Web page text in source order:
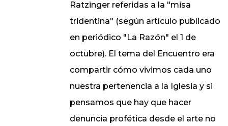
Ratzinger referidas a la "misa
tridentina" (según artículo publicado
en periódico "La Razón" el 1 de
octubre). El tema del Encuentro era
compartir cómo vivimos cada uno
nuestra pertenencia a la Iglesia y si
pensamos que hay que hacer
denuncia profética desde el arte no